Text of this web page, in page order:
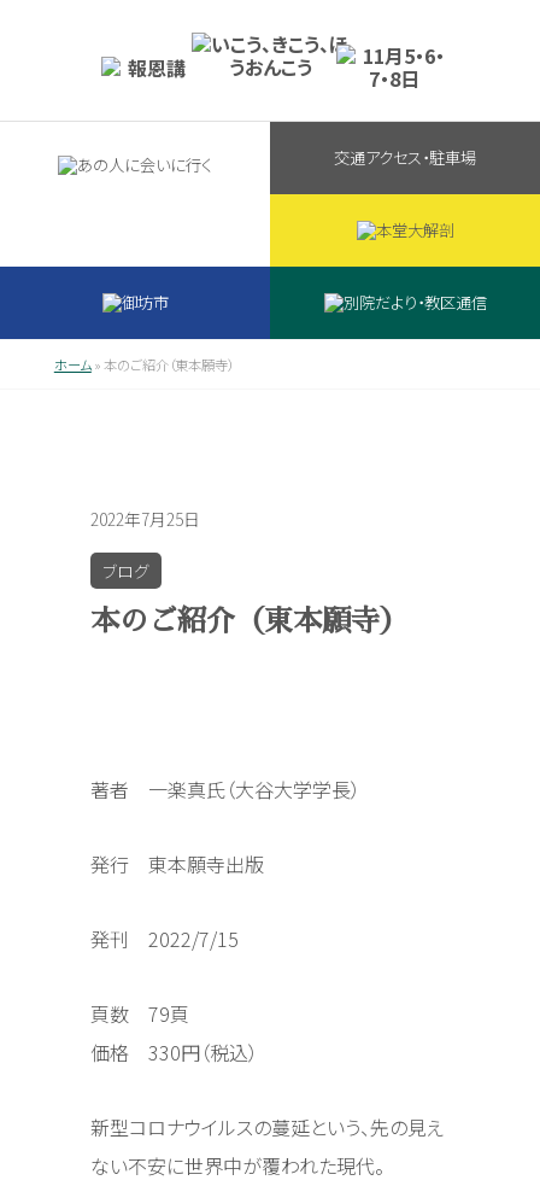
交通アクセス・駐車場
ホーム»本のご紹介（東本願寺）
2022年7月25日
ブログ
本のご紹介（東本願寺）
著者 一楽真氏（大谷大学学長）
発行 東本願寺出版
発刊 2022/7/15
頁数 79頁
価格 330円（税込）
新型コロナウイルスの蔓延という、先の見え
ない不安に世界中が覆われた現代。